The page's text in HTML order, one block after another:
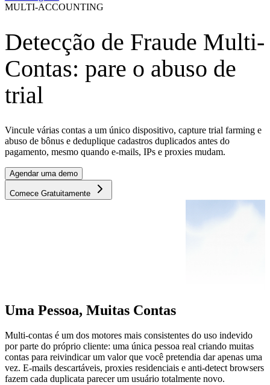
MULTI-ACCOUNTING
Detecção de Fraude Multi-
Contas: pare o abuso de
trial
Vincule várias contas a um único dispositivo, capture trial farming e
abuso de bônus e deduplique cadastros duplicados antes do
pagamento, mesmo quando e-mails, IPs e proxies mudam.
Agendar uma demo
Comece Gratuitamente
Uma Pessoa, Muitas Contas
Multi-contas é um dos motores mais consistentes do uso indevido
por parte do próprio cliente: uma única pessoa real criando muitas
contas para reivindicar um valor que você pretendia dar apenas uma
vez. E-mails descartáveis, proxies residenciais e anti-detect browsers
fazem cada duplicata parecer um usuário totalmente novo.